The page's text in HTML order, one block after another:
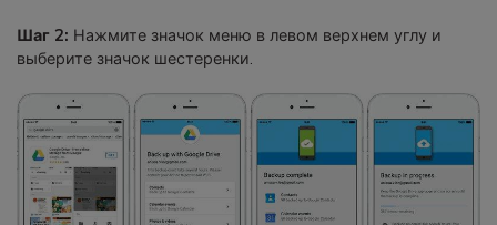
Шаг 2: Нажмите значок меню в левом верхнем углу и
выберите значок шестеренки.